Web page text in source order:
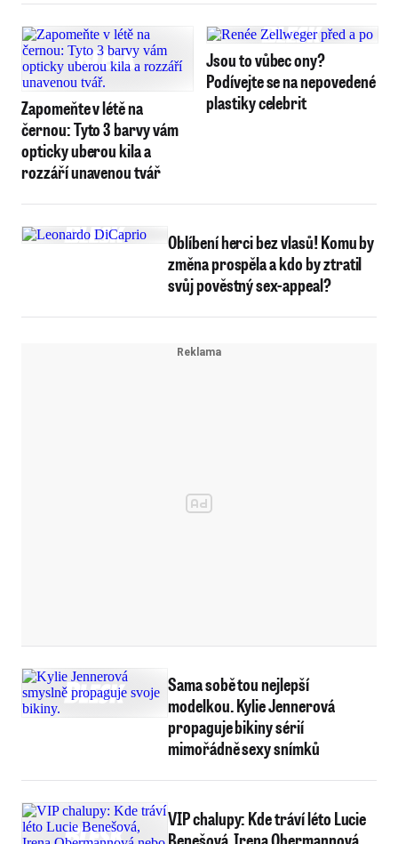
Zapomeňte v létě na
černou: Tyto 3 barvy vám
opticky uberou kila a
rozzáří unavenou tvář
Jsou to vůbec ony?
Podívejte se na nepovedené
plastiky celebrit
Oblíbení herci bez vlasů! Komu by
změna prospěla a kdo by ztratil
svůj pověstný sex-appeal?
Sama sobě tou nejlepší
modelkou. Kylie Jennerová
propaguje bikiny sérií
mimořádně sexy snímků
VIP chalupy: Kde tráví léto Lucie